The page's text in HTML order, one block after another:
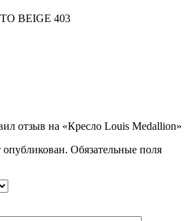
BEIGE 403
отзыв на «Кресло Louis Medallion»
опубликован. Обязательные поля